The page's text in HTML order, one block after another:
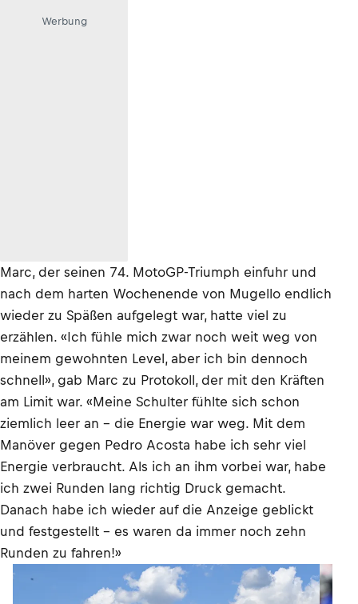
Werbung
Marc, der seinen 74. MotoGP-Triumph einfuhr und
nach dem harten Wochenende von Mugello endlich
wieder zu Späßen aufgelegt war, hatte viel zu
erzählen. «Ich fühle mich zwar noch weit weg von
meinem gewohnten Level, aber ich bin dennoch
schnell», gab Marc zu Protokoll, der mit den Kräften
am Limit war. «Meine Schulter fühlte sich schon
ziemlich leer an – die Energie war weg. Mit dem
Manöver gegen Pedro Acosta habe ich sehr viel
Energie verbraucht. Als ich an ihm vorbei war, habe
ich zwei Runden lang richtig Druck gemacht.
Danach habe ich wieder auf die Anzeige geblickt
und festgestellt – es waren da immer noch zehn
Runden zu fahren!»